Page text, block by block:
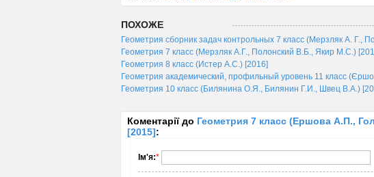
ПОХОЖЕ
Геометрия сборник задач контрольных 7 класс (Мерзляк А. Г.,
Геометрия 7 класс (Мерзляк А.Г., Полонский В.Б., Якир М.С.)
Геометрия 8 класс (Истер А.С.) [2016]
Геометрия академический, профильный уровень 11 класс
Геометрия 10 класс (Билянина О.Я., Билянин Г.И., Швец В.А.)
Коментарії до Геометрия 7 класс (Ершова А.П.,
[2015]:
Ім'я:*